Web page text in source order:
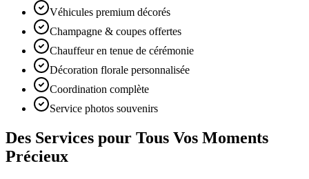
Véhicules premium décorés
Champagne & coupes offertes
Chauffeur en tenue de cérémonie
Décoration florale personnalisée
Coordination complète
Service photos souvenirs
Des Services pour Tous Vos Moments
Précieux